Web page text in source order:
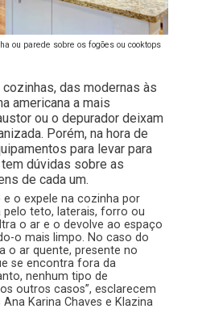
ou parede sobre os fogões ou cooktops
das modernas às
americana a mais
ou o depurador deixam
Porém, na hora de
para levar para
dúvidas sobre as
de cada um.
o expele na cozinha por
teto, laterais, forro ou
o ar e o devolve ao espaço
o mais limpo. No caso do
o ar quente, presente no
se encontra fora da
nenhum tipo de
outros casos”, esclarecem
Karina Chaves e Klazina